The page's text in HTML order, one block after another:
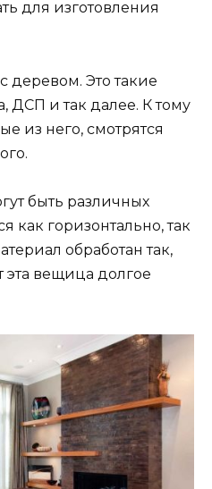
для изготовления
деревом. Это такие
ДСП и так далее. К тому
из него, смотрятся
быть различных
как горизонтально, так
обработан так,
эта вещица долгое